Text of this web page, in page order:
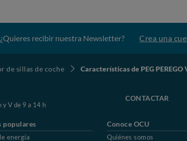
¿Quieres recibir nuestra Newsletter? Crea una
de sillas de coche Características de PEG PEREGO
y V de 9 a 14 h
CONTACTAR
populares
energía
Conoce OCU
Quiénes somos